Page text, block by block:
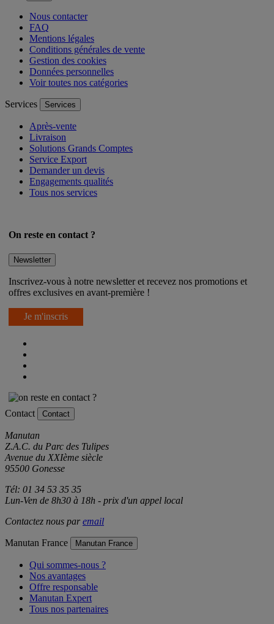
Nous contacter
FAQ
Mentions légales
Conditions générales de vente
Gestion des cookies
Données personnelles
Voir toutes nos catégories
Services Services
Après-vente
Livraison
Solutions Grands Comptes
Service Export
Demander un devis
Engagements qualités
Tous nos services
On reste en contact ?
Newsletter
Inscrivez-vous à notre newsletter et recevez nos promotions et
offres exclusives en avant-première !
Je m'inscris
Contact Contact
Manutan
Z.A.C. du Parc des Tulipes
Avenue du XXIème siècle
95500 Gonesse
Tél: 01 34 53 35 35
Lun-Ven de 8h30 à 18h - prix d'un appel local
Contactez nous paremail
Manutan France Manutan France
Qui sommes-nous ?
Nos avantages
Offre responsable
Manutan Expert
Tous nos partenaires